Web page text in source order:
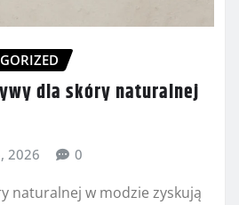
dla skóry naturalnej
2026 0
naturalnej w modzie zyskują